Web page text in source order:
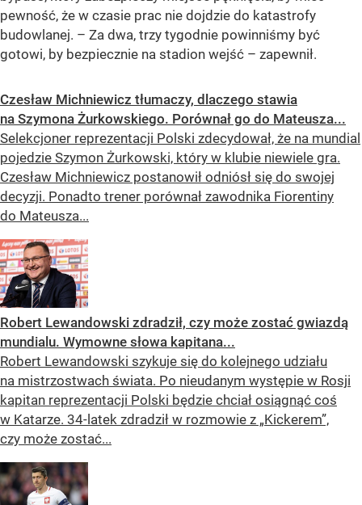
pewność, że w czasie prac nie dojdzie do katastrofy
budowlanej. – Za dwa, trzy tygodnie powinniśmy być
gotowi, by bezpiecznie na stadion wejść – zapewnił.
Czesław Michniewicz tłumaczy, dlaczego stawia
na Szymona Żurkowskiego. Porównał go do Mateusza...
Selekcjoner reprezentacji Polski zdecydował, że na mundial
pojedzie Szymon Żurkowski, który w klubie niewiele gra.
Czesław Michniewicz postanowił odniósł się do swojej
decyzji. Ponadto trener porównał zawodnika Fiorentiny
do Mateusza...
Robert Lewandowski zdradził, czy może zostać gwiazdą
mundialu. Wymowne słowa kapitana...
Robert Lewandowski szykuje się do kolejnego udziału
na mistrzostwach świata. Po nieudanym występie w Rosji
kapitan reprezentacji Polski będzie chciał osiągnąć coś
w Katarze. 34-latek zdradził w rozmowie z „Kickerem”,
czy może zostać...